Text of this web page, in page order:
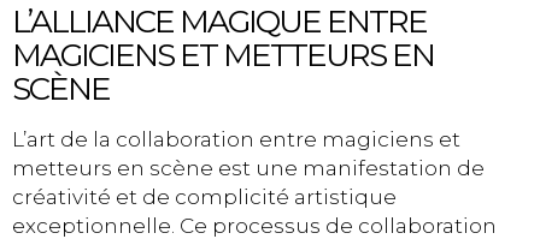
L’ALLIANCE MAGIQUE ENTRE
MAGICIENS ET METTEURS EN
SCÈNE
L’art de la collaboration entre magiciens et
metteurs en scène est une manifestation de
créativité et de complicité artistique
exceptionnelle. Ce processus de collaboration